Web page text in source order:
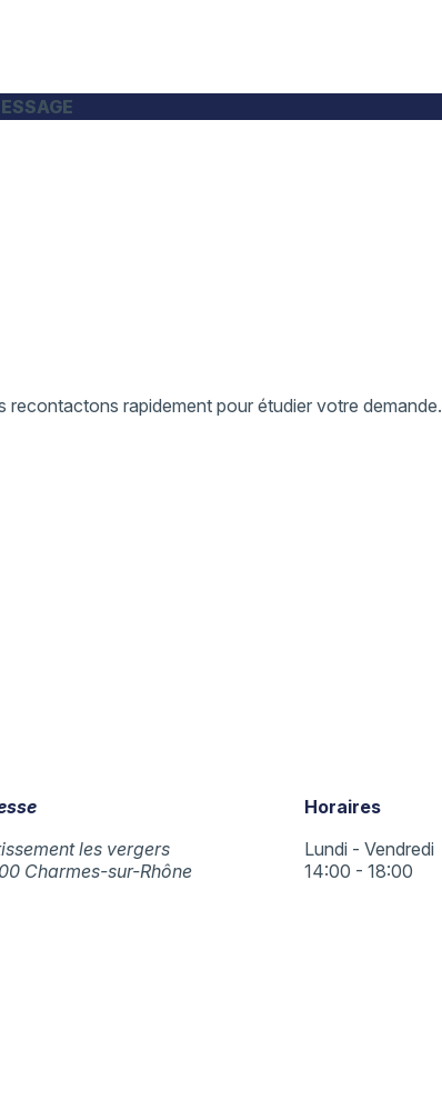
rapidement pour étudier votre demande.
les vergers
Charmes-sur-Rhône
Horaires
Lundi - Vendredi
14:00 - 18:00